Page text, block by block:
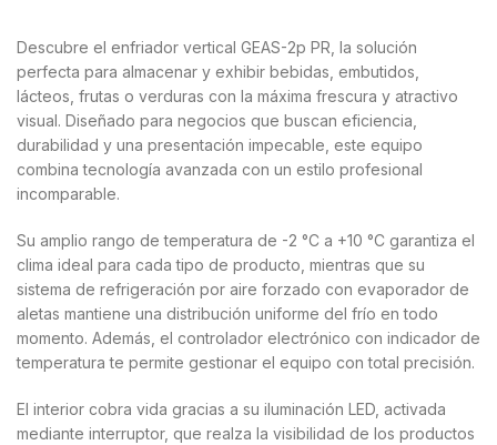
Descubre el enfriador vertical GEAS-2p PR, la solución
perfecta para almacenar y exhibir bebidas, embutidos,
lácteos, frutas o verduras con la máxima frescura y atractivo
visual. Diseñado para negocios que buscan eficiencia,
durabilidad y una presentación impecable, este equipo
combina tecnología avanzada con un estilo profesional
incomparable.
Su amplio rango de temperatura de -2 °C a +10 °C garantiza el
clima ideal para cada tipo de producto, mientras que su
sistema de refrigeración por aire forzado con evaporador de
aletas mantiene una distribución uniforme del frío en todo
momento. Además, el controlador electrónico con indicador de
temperatura te permite gestionar el equipo con total precisión.
El interior cobra vida gracias a su iluminación LED, activada
mediante interruptor, que realza la visibilidad de los productos